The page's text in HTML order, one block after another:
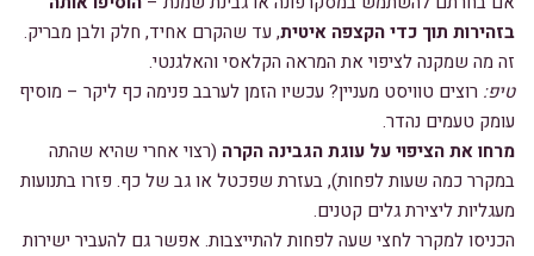
בזהירות תוך כדי הקצפה איטית, עד שהקרם אחיד, חלק ולבן מבריק.
זה מה שמקנה לציפוי את המראה הקלאסי והאלגנטי.
טיפ: רוצים טוויסט מעניין? עכשיו הזמן לערבב פנימה כף ליקר – מוסיף
עומק טעמים נהדר.
מרחו את הציפוי על עוגת הגבינה הקרה (רצוי אחרי שהיא שהתה
במקרר כמה שעות לפחות), בעזרת שפכטל או גב של כף. פזרו בתנועות
מעגליות ליצירת גלים קטנים.
הכניסו למקרר לחצי שעה לפחות להתייצבות. אפשר גם להעביר ישירות